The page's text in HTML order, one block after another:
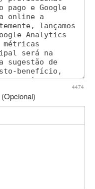
4474
(Opcional)